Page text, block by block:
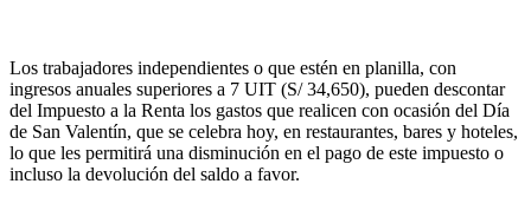
Los trabajadores independientes o que estén en planilla, con
ingresos anuales superiores a 7 UIT (S/ 34,650), pueden descontar
del Impuesto a la Renta los gastos que realicen con ocasión del Día
de San Valentín, que se celebra hoy, en restaurantes, bares y hoteles,
lo que les permitirá una disminución en el pago de este impuesto o
incluso la devolución del saldo a favor.